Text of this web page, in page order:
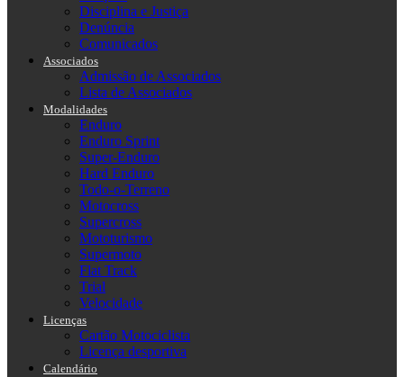
Disciplina e Justiça
Denúncia
Comunicados
Associados
Admissão de Associados
Lista de Associados
Modalidades
Enduro
Enduro Sprint
Super-Enduro
Hard Enduro
Todo-o-Terreno
Motocross
Supercross
Mototurismo
Supermoto
Flat Track
Trial
Velocidade
Licenças
Cartão Motociclista
Licença desportiva
Calendário